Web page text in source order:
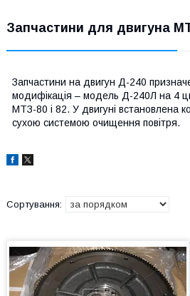
Запчастини для двигуна
Запчастини на двигун Д-240
модифікація – модель Д-240Л на 4
МТЗ-80 і 82. У двигуні встановлена
сухою системою очищення повітря.